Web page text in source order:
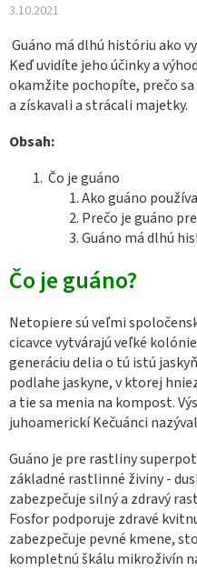
3.10.2021
Guáno má dlhú históriu ako
Keď uvidíte jeho účinky a
okamžite pochopíte, prečo
a získavali a strácali majetky.
Obsah:
Čo je guáno
Ako guáno
Prečo je guáno
Guáno má dlhú
Čo je guáno?
Netopiere sú veľmi
cicavce vytvárajú veľké
generáciu delia o tú istú
podlahe jaskyne, v ktorej
a tie sa menia na kompost.
juhoamerickí Kečuánci
Guáno je pre rastliny
základné rastlinné živiny -
zabezpečuje silný a zdravý
Fosfor podporuje zdravé
zabezpečuje pevné kmene,
kompletnú škálu mikroživín